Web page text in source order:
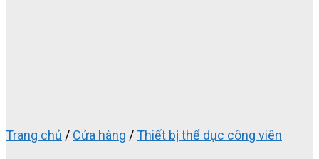
Trang chủ / Cửa hàng / Thiết bị thể dục công viên